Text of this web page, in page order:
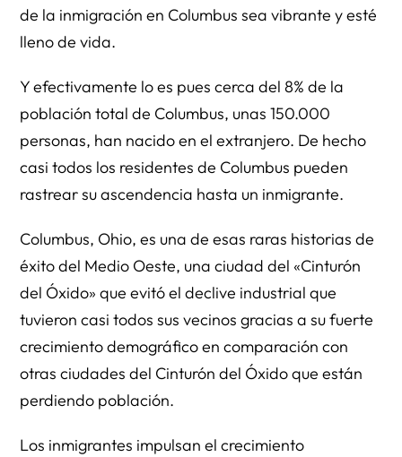
de la inmigración en Columbus sea vibrante y esté
lleno de vida.
Y efectivamente lo es pues cerca del 8% de la
población total de Columbus, unas 150.000
personas, han nacido en el extranjero. De hecho
casi todos los residentes de Columbus pueden
rastrear su ascendencia hasta un inmigrante.
Columbus, Ohio, es una de esas raras historias de
éxito del Medio Oeste, una ciudad del «Cinturón
del Óxido» que evitó el declive industrial que
tuvieron casi todos sus vecinos gracias a su fuerte
crecimiento demográfico en comparación con
otras ciudades del Cinturón del Óxido que están
perdiendo población.
Los inmigrantes impulsan el crecimiento